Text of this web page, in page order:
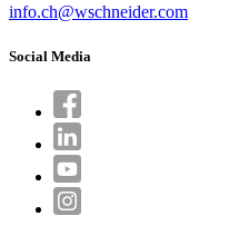
info.ch@wschneider.com
Social Media